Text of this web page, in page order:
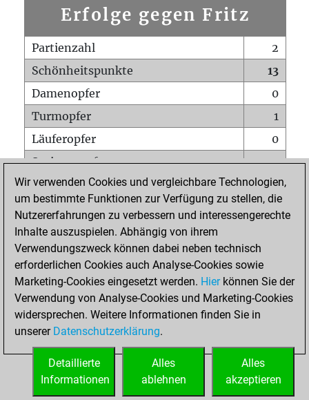
Erfolge gegen Fritz
Partienzahl
2
Schönheitspunkte
13
Damenopfer
0
Turmopfer
1
Läuferopfer
0
Springeropfer
0
Bauernopfer
0
Matt auf vollem Brett
0
Bauer setzt Matt
Erstickte Matts
Unterverwandlungen
0
Türme auf der siebten
0
STARTSEITE
Wir verwenden Cookies und vergleichbare Technologien,
um bestimmte Funktionen zur Verfügung zu stellen, die
Nutzererfahrungen zu verbessern und interessengerechte
Inhalte auszuspielen. Abhängig von ihrem
Verwendungszweck können dabei neben technisch
erforderlichen Cookies auch Analyse-Cookies sowie
Marketing-Cookies eingesetzt werden. Hierkönnen Sie der
Verwendung von Analyse-Cookies und Marketing-Cookies
widersprechen. Weitere Informationen finden Sie in
unserer Datenschutzerklärung.
Alles
akzeptieren
Alles
ablehnen
Detaillierte
Informationen